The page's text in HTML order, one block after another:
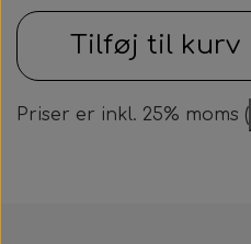
Om
Besøg af
Tilføj til kurv
Priser er inkl. 25% moms (